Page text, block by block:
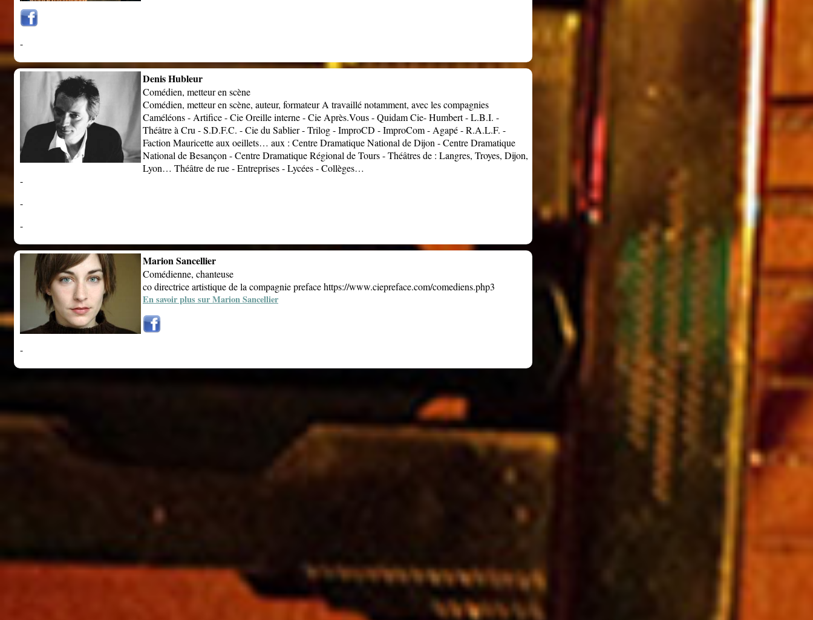
-
Denis Hubleur
Comédien, metteur en scène
Comédien, metteur en scène, auteur, formateur A travaillé notamment, avec les compagnies
Caméléons - Artifice - Cie Oreille interne - Cie Après.Vous - Quidam Cie- Humbert - L.B.I. -
Théâtre à Cru - S.D.F.C. - Cie du Sablier - Trilog - ImproCD - ImproCom - Agapé - R.A.L.F. -
Faction Mauricette aux oeillets… aux : Centre Dramatique National de Dijon - Centre Dramatique
National de Besançon - Centre Dramatique Régional de Tours - Théâtres de : Langres, Troyes, Dijon,
Lyon… Théâtre de rue - Entreprises - Lycées - Collèges…
-
-
-
Marion Sancellier
Comédienne, chanteuse
co directrice artistique de la compagnie preface https://www.ciepreface.com/comediens.php3
En savoir plus sur Marion Sancellier
-